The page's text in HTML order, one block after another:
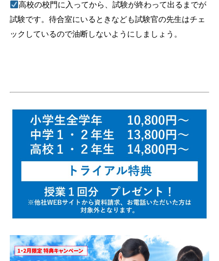
高校の校門に入ってから、試験が終わって出るまでが
試験です。待合室にいるときなども試験官の先生はチェ
ックしているので油断しないようにしましょう。